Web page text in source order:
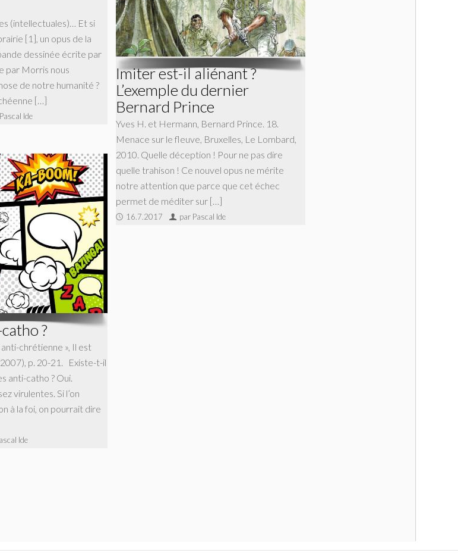
(intellectuales)… Et si
[1], un opus de la
dessinée écrite par
par Morris nous
de notre humanité ?
[…]
Ide
Imiter est-il aliénant ?
L’exemple du dernier
Bernard Prince
Yves H. et Hermann, Bernard Prince. 18.
Menace sur le fleuve, Bruxelles, Le Lombard,
2010. Quelle déception ! Pour ne pas dire
quelle trahison ! Ce nouvel opus ne mérite
notre attention que parce que cet échec
permet de méditer sur […]
16.7.2017 par Pascal Ide
?
chrétienne », Il est
p. 20-21. Existe-t-il
anti-catho ? Oui.
virulentes. Si l’on
à la foi, on pourrait dire
Ide